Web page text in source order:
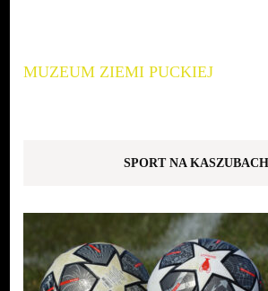
MUZEUM ZIEMI PUCKIEJ
SPORT NA KASZUBACH